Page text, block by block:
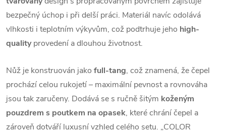
bezpečný úchop i při delší práci. Materiál navíc odolává
vlhkosti i teplotním výkyvům, což podtrhuje jeho high-
qualityprovedení a dlouhou životnost.
Nůž je konstruován jako full-tang, což znamená, že čepel
prochází celou rukojetí – maximální pevnost a rovnováha
jsou tak zaručeny. Dodává se s ručně šitým koženým
pouzdrem s poutkem na opasek, které chrání čepel a
zároveň dotváří luxusní vzhled celého setu. „COLOR